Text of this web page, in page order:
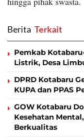
Berita ‎ Terkait
Pemkab
Listrik, Desa
DPRD Kotabaru
KUPA dan PPAS
GOW Kotabaru
Kesehatan
Berkualitas